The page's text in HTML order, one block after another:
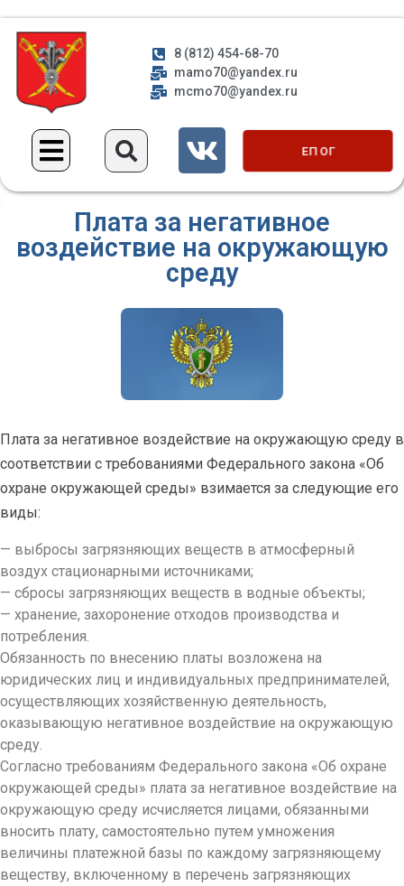
8 (812) 454-68-70
mamo70@yandex.ru
mcmo70@yandex.ru
ЕП ОГ
Плата за негативное
воздействие на окружающую
среду
Плата за негативное воздействие на окружающую среду в
соответствии с требованиями Федерального закона «Об
охране окружающей среды» взимается за следующие его
виды:
— выбросы загрязняющих веществ в атмосферный
воздух стационарными источниками;
— сбросы загрязняющих веществ в водные объекты;
— хранение, захоронение отходов производства и
потребления.
Обязанность по внесению платы возложена на
юридических лиц и индивидуальных предпринимателей,
осуществляющих хозяйственную деятельность,
оказывающую негативное воздействие на окружающую
среду.
Согласно требованиям Федерального закона «Об охране
окружающей среды» плата за негативное воздействие на
окружающую среду исчисляется лицами, обязанными
вносить плату, самостоятельно путем умножения
величины платежной базы по каждому загрязняющему
веществу, включенному в перечень загрязняющих